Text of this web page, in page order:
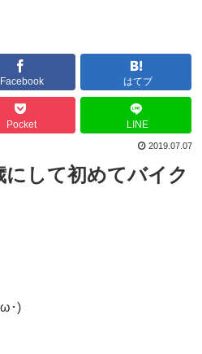
Facebook はてブ
Pocket LINE
2019.07.07
にして初めてバイク
･)